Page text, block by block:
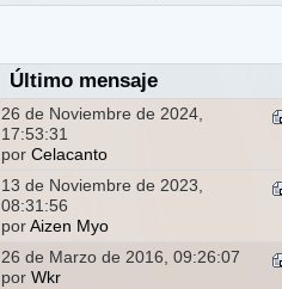
Último mensaje
26 de Noviembre de 2024,
17:53:31
porCelacanto
13 de Noviembre de 2023,
08:31:56
porAizen Myo
26 de Marzo de 2016, 09:26:07
porWkr